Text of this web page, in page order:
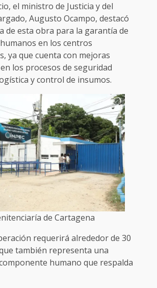
el ministro de Justicia y del
Augusto Ocampo, destacó
de esta obra para la garantía de
en los centros
ya que cuenta con mejoras
los procesos de seguridad
y control de insumos.
de Cartagena
requerirá alrededor de 30
también representa una
humano que respalda